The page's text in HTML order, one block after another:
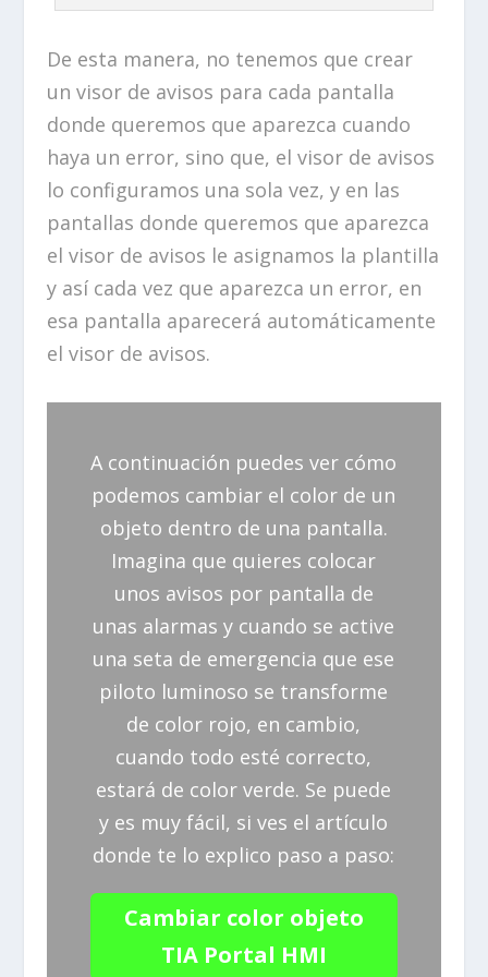
De esta manera, no tenemos que crear
un visor de avisos para cada pantalla
donde queremos que aparezca cuando
haya un error, sino que, el visor de avisos
lo configuramos una sola vez, y en las
pantallas donde queremos que aparezca
el visor de avisos le asignamos la plantilla
y así cada vez que aparezca un error, en
esa pantalla aparecerá automáticamente
el visor de avisos.
A continuación puedes ver cómo
podemos cambiar el color de un
objeto dentro de una pantalla.
Imagina que quieres colocar
unos avisos por pantalla de
unas alarmas y cuando se active
una seta de emergencia que ese
piloto luminoso se transforme
de color rojo, en cambio,
cuando todo esté correcto,
estará de color verde. Se puede
y es muy fácil, si ves el artículo
donde te lo explico paso a paso:
Cambiar color objeto
TIA Portal HMI